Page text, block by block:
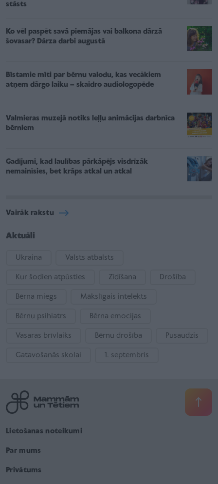
stāsts
Ko vēl paspēt savā piemājas vai balkona dārzā
šovasar? Dārza darbi augustā
Bīstamie mīti par bērnu valodu, kas vecākiem
atņem dārgo laiku – skaidro audiologopēde
Valmieras muzejā notiks leļļu animācijas darbnīca
bērniem
Gadījumi, kad laulības pārkāpējs visdrīzāk
nemainīsies, bet krāps atkal un atkal
Vairāk rakstu
Aktuāli
Ukraina Valsts atbalsts
Kur šodien atpūsties Zīdīšana Drošība
Bērna miegs Mākslīgais intelekts
Bērnu psihiatrs Bērna emocijas
Vasaras brīvlaiks Bērnu drošība Pusaudzis
Gatavošanās skolai 1. septembris
Lietošanas noteikumi
Par mums
Privātums